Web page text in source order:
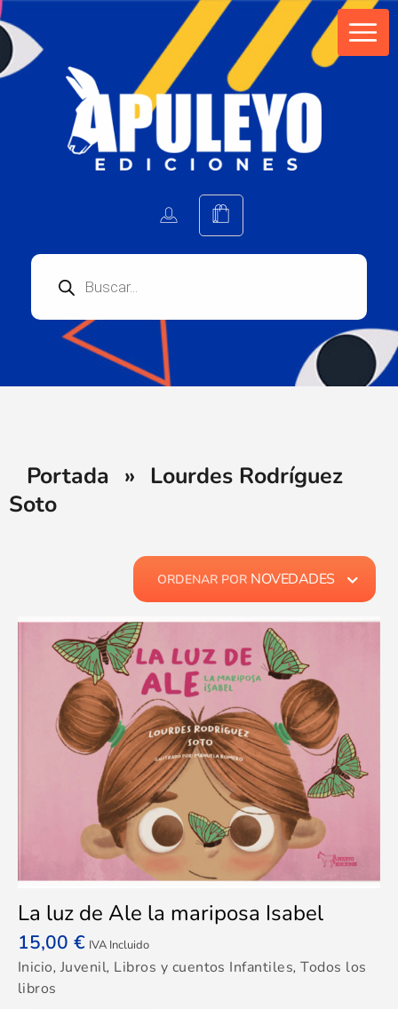
Portada » Lourdes Rodríguez
Soto
ORDENAR POR NOVEDADES
La luz de Ale la mariposa Isabel
15,00 € IVA Incluido
Inicio, Juvenil, Libros y cuentos Infantiles,Todos los
libros